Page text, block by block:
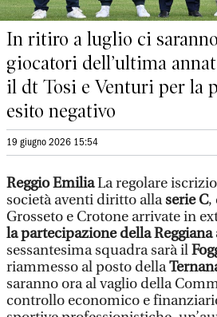
In ritiro a luglio ci
giocatori dell’ultima
il dt Tosi e Venturi per la
esito negativo
19 giugno 2026 15:54
Reggio EmiliaLa regolare
società aventi diritto allaserie C,
Grosseto e Crotone arrivate in
la partecipazione della Reggiana
sessantesima squadra sarà il
riammesso al posto della
saranno ora al vaglio della
controllo economico e